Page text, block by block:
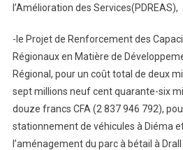
l’Amélioration des Services(PDREAS),
-le Projet de Renforcement des
Régionaux en Matière de
Régional, pour un coût total de deux
sept millions neuf cent quarante-six
douze francs CFA (2 837 946 792),
stationnement de véhicules à Diéma
l’aménagement du parc à bétail à